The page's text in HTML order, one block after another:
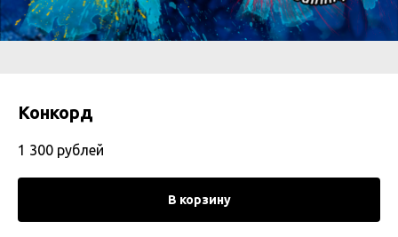
Конкорд
1 300 рублей
В корзину